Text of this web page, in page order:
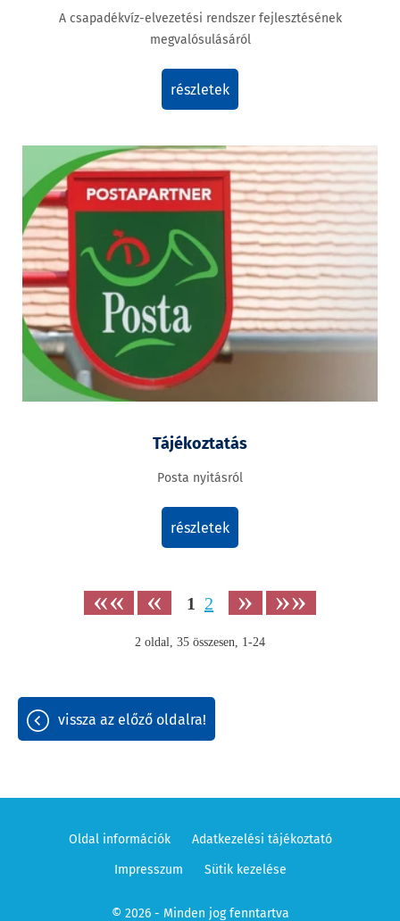
A csapadékvíz-elvezetési rendszer fejlesztésének
megvalósulásáról
részletek
Tájékoztatás
Posta nyitásról
részletek
«« « 1 2 » »»
2 oldal, 35 összesen, 1-24
vissza az előző oldalra!
© 2026 - Minden jog fenntartva
Oldal információk
Adatkezelési tájékoztató
Impresszum
Sütik kezelése